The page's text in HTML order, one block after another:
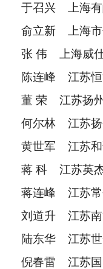
于召兴 上海有
俞立新 上海市
张 伟 上海威
陈连峰 江苏恒
董 荣 江苏扬
何尔林 江苏扬
黄世军 江苏和
蒋 科 江苏英
蒋连峰 江苏常
刘道升 江苏南
陆东华 江苏世
倪春雷 江苏国